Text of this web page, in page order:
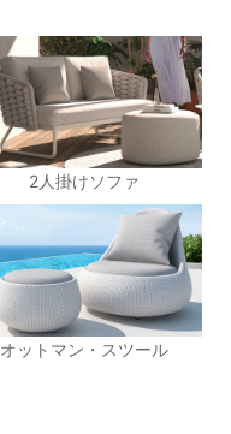
2人掛けソファ
オットマン・スツール